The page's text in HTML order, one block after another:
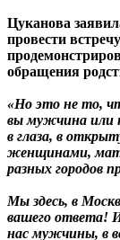
Цуканова
провести
обращения
«Но это не то,
вы мужчина или
в глаза, в
женщинами,
разных городов
Мы здесь, в
вашего ответа!
нас мужчины, в